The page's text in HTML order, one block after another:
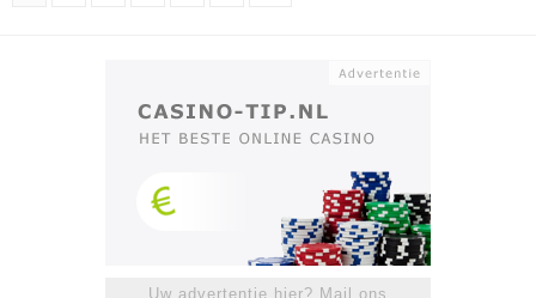
Uw advertentie hier? Mail ons